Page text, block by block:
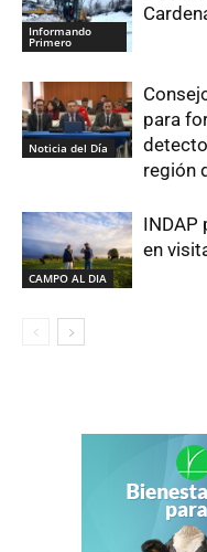
Informando
Primero
Noticia del Día
para
región
CAMPO AL DIA
INDAP
en